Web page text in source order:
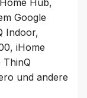
Google
Indoor,
iHome
ThinQ
und andere